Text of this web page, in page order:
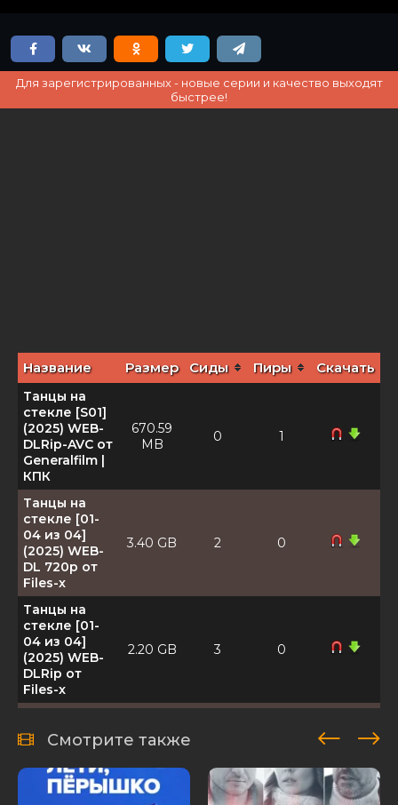
Для зарегистрированных - новые серии и качество выходят
быстрее!
Название Размер Сиды Пиры Скачать
Танцы на
стекле [S01]
(2025) WEB-
DLRip-AVC от
Generalfilm |
КПК
670.59
MB
0 1
Танцы на
стекле [01-
04 из 04]
(2025) WEB-
DL 720p от
Files-x
3.40 GB 2 0
Танцы на
стекле [01-
04 из 04]
(2025) WEB-
DLRip от
Files-x
2.20 GB 3 0
стекле [01-
04 из 04]
(2025) WEB-
DL 1080p от
Files-x
Смотрите также